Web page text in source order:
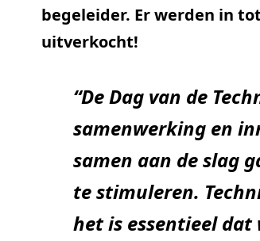
begeleider. Er werden in
uitverkocht!
“De Dag van de
samenwerking en
samen aan de slag
te stimuleren.
het is essentieel